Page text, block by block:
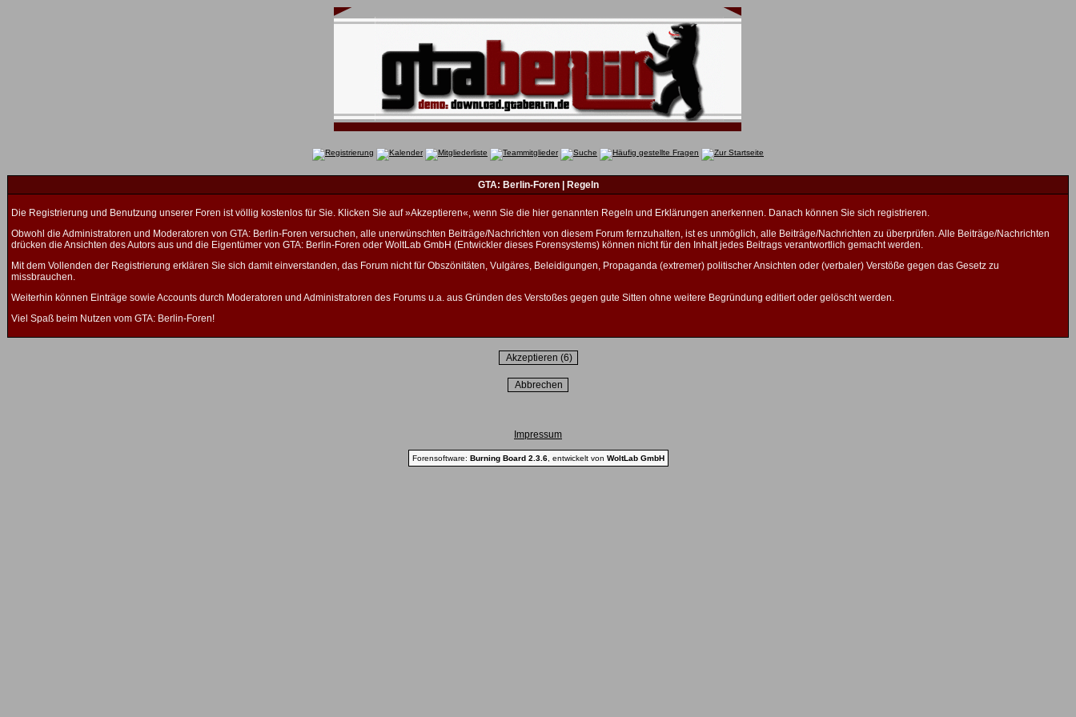
GTA: Berlin-Foren | Regeln
Die Registrierung und Benutzung unserer Foren ist völlig kostenlos für Sie. Klicken Sie auf »Akzeptieren«, wenn Sie die hier genannten Regeln und Erklärungen anerkennen. Danach können Sie sich registrieren.
Obwohl die Administratoren und Moderatoren von GTA: Berlin-Foren versuchen, alle unerwünschten Beiträge/Nachrichten von diesem Forum fernzuhalten, ist es unmöglich, alle Beiträge/Nachrichten zu überprüfen. Alle Beiträge/Nachrichten
drücken die Ansichten des Autors aus und die Eigentümer von GTA: Berlin-Foren oder WoltLab GmbH (Entwickler dieses Forensystems) können nicht für den Inhalt jedes Beitrags verantwortlich gemacht werden.
Mit dem Vollenden der Registrierung erklären Sie sich damit einverstanden, das Forum nicht für Obszönitäten, Vulgäres, Beleidigungen, Propaganda (extremer) politischer Ansichten oder (verbaler) Verstöße gegen das Gesetz zu
missbrauchen.
Weiterhin können Einträge sowie Accounts durch Moderatoren und Administratoren des Forums u.a. aus Gründen des Verstoßes gegen gute Sitten ohne weitere Begründung editiert oder gelöscht werden.
Viel Spaß beim Nutzen vom GTA: Berlin-Foren!
Impressum
Forensoftware: Burning Board 2.3.6, entwickelt von WoltLab GmbH